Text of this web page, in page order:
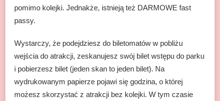
pomimo kolejki. Jednakże, istnieją też DARMOWE fast
passy.
Wystarczy, że podejdziesz do biletomatów w pobliżu
wejścia do atrakcji, zeskanujesz swój bilet wstępu do parku
i pobierzesz bilet (jeden skan to jeden bilet). Na
wydrukowanym papierze pojawi się godzina, o której
możesz skorzystać z atrakcji bez kolejki. W tym czasie